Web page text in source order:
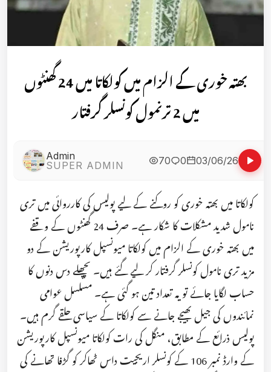
بھتہ خوری کے الزام میں کولکاتا میں 24 گھنٹوں
میں 2 ترنمول کونسلر گرفتار
Admin
SUPER ADMIN
70 0 03/06/26
کولکاتا میں بھتہ خوری کو روکنے کے لیے پولیس کی کارروائی میں تری
نامول شدید مشکلات کا شکار ہے۔ صرف 24 گھنٹوں کے وقفے
میں بھتہ خوری کے الزام میں کولکاتا میونسپل کارپوریشن کے دو
مزید تری نامول کونسلر گرفتار کر لیے گئے ہیں۔ پچھلے دس دنوں کا
حساب لگایا جائے تو یہ تعداد تین ہو گئی ہے۔ مسلسل عوامی
نمائندوں کی جیل بھیجے جانے سے کولکاتا کے سیاسی حلقے گرم ہیں۔
پولیس ذرائع کے مطابق، منگل کی رات کولکاتا میونسپل کارپوریشن
کے وارڈ نمبر 106 کے کونسلر اریجیت داس ٹھاکر کو گڑفا تھانے کی